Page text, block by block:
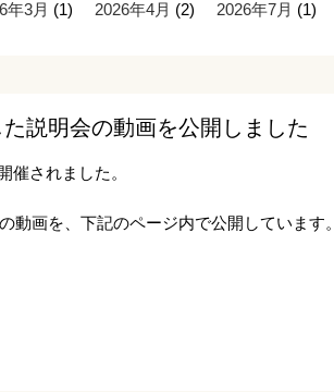
年3月 (1) 2026年4月 (2) 2026年7月 (1)
説明会の動画を公開しました
催されました。
動画を、下記のページ内で公開しています。